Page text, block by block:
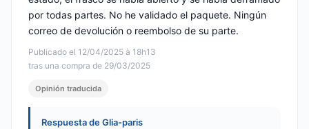
Publicado el 12/04/2025 à 18h13
tras una compra de 29/03/2025
por todas partes. No he validado el paquete. Ningún
correo de devolución o reembolso de su parte.
Opinión traducida
Respuesta de Glia-paris